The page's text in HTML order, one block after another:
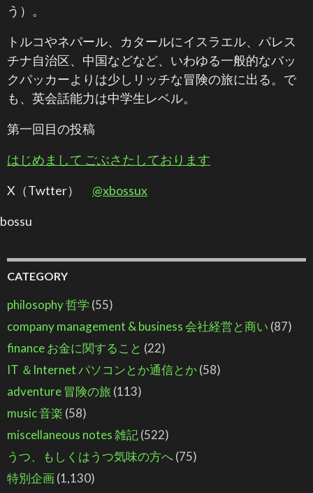
う）。
トルコやネパール、カタールにイスラエル、パレス
チナ自治区、中国などなど、いわゆる一般的なバッ
クパッカーよりは少しリッチな冒険の旅に出る。で
も、英会話能力は中学生レベル。
第一回目の投稿
はじめまして ごぶさたしております
X（Twtter） @xbossux
bossu
CATEGORY
philosophy 哲学 (55)
company management & business 会社経営と商い (87)
finance お金に関すること (22)
IT ＆Internet パソコンとか通信とか(58)
adventure 冒険の旅 (113)
music 音楽 (58)
miscellaneous notes 雑記(522)
うつ、もしくはうつ気味の方へ(75)
特別企画(1,130)